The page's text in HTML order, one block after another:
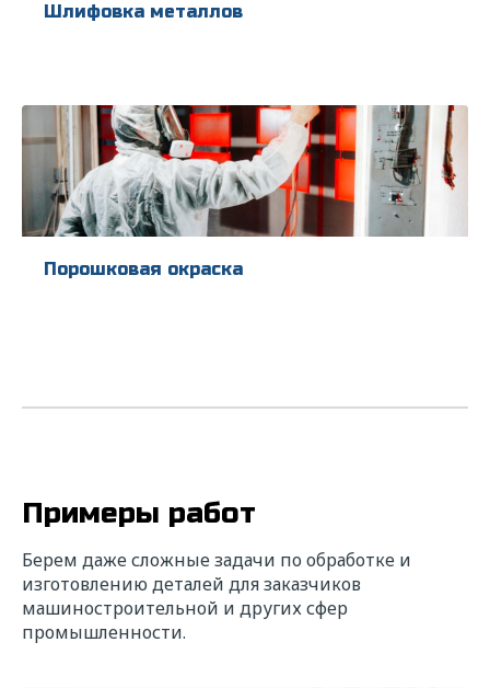
Шлифовка металлов
Порошковая окраска
Примеры работ
Берем даже сложные задачи по обработке и
изготовлению деталей для заказчиков
машиностроительной и других сфер
промышленности.
уточнения деталей расчета и в короткие
сроки подготовим коммерческое
предложение с выгодными условиями
сотрудничества.
* — поля обязательные для заполнения